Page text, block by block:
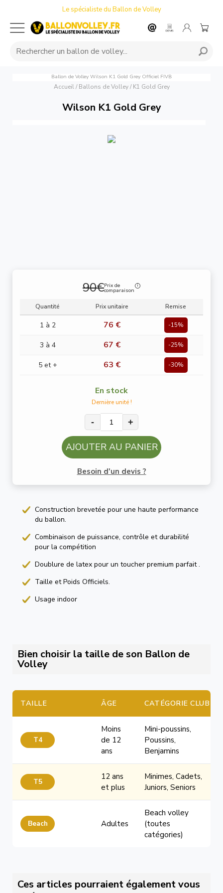
Le spécialiste du Ballon de Volley
Ballon de Volley Wilson K1 Gold Grey Officiel FIVB
Accueil/ Ballons de Volley/ K1 Gold Grey
Wilson K1 Gold Grey
90€Prix de
comparaison
Quantité Prix unitaire Remise
1 à 2 76 € -15%
3 à 4 67 € -25%
5 et + 63 € -30%
En stock
Dernière unité !
- +
AJOUTER AU PANIER
Besoin d'un devis ?
Construction brevetée pour une haute performance
du ballon.
Combinaison de puissance, contrôle et durabilité
pour la compétition
Doublure de latex pour un toucher premium parfait .
Taille et Poids Officiels.
Usage indoor
Bien choisir la taille de son Ballon de
Volley
TAILLE ÂGE CATÉGORIE CLUB
T4
Moins
de 12
ans
Mini-poussins,
Poussins,
Benjamins
T5
12 ans
et plus
Minimes, Cadets,
Juniors, Seniors
Beach Adultes
Beach volley
(toutes
catégories)
Ces articles pourraient également vous